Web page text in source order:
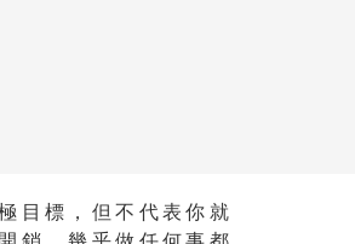
目標，但不代表你就